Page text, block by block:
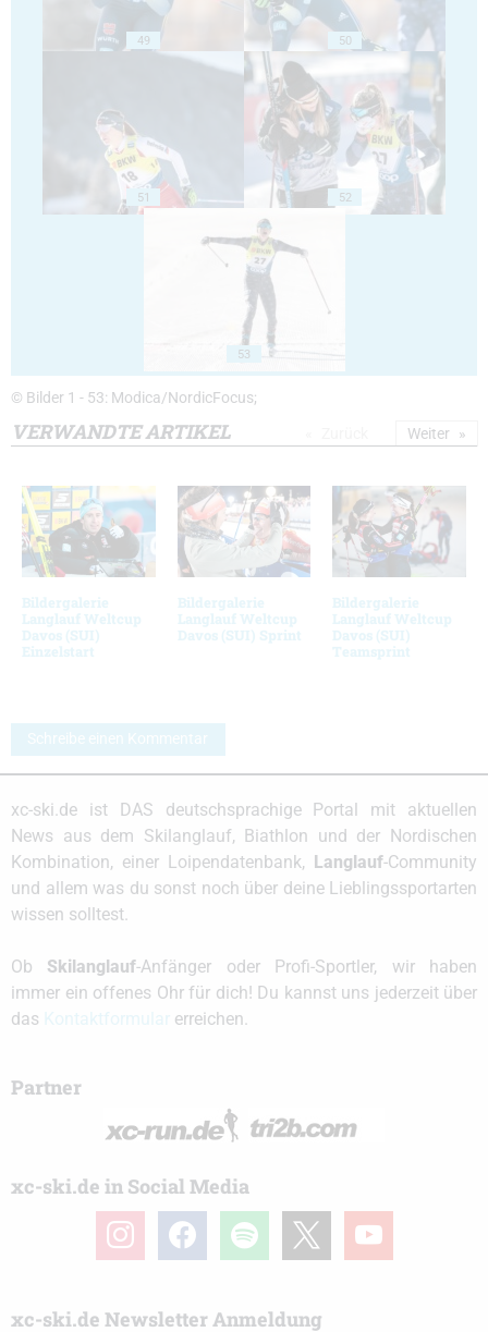
49 50
51 52
53
© Bilder 1 - 53: Modica/NordicFocus;
VERWANDTE ARTIKEL
Bildergalerie
Langlauf Weltcup
Davos (SUI)
Einzelstart
Bildergalerie
Langlauf Weltcup
Davos (SUI) Sprint
Bildergalerie
Langlauf Weltcup
Davos (SUI)
Teamsprint
Weiter
Schreibe einen Kommentar
xc-ski.de ist DAS deutschsprachige Portal mit aktuellen
News aus dem Skilanglauf, Biathlon und der Nordischen
Kombination, einer Loipendatenbank,
Langlauf-Community
und allem was du sonst noch über deine Lieblingssportarten
wissen solltest.
Ob Skilanglauf-Anfänger oder Profi-Sportler, wir haben
immer ein offenes Ohr für dich! Du kannst uns jederzeit über
das
erreichen.
Partner
xc-ski.de in Social Media
instagramfacebook spotify youtube
xc-ski.de Newsletter Anmeldung